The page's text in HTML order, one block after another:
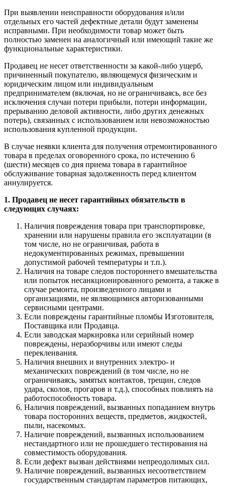
При выявлении неисправности оборудования и/или
отдельных его частей дефектные детали будут заменены
исправными. При необходимости товар может быть
полностью заменен на аналогичный или имеющий такие же
функциональные характеристики.
Продавец не несет ответственности за какой-либо ущерб,
причиненный покупателю, являющемуся физическим и
юридическим лицом или индивидуальным
предпринимателем (включая, но не ограничиваясь, все без
исключения случаи потери прибыли, потери информации,
прерыванию деловой активности, либо других денежных
потерь), связанных с использованием или невозможностью
использования купленной продукции.
В случае неявки клиента для получения отремонтированного
товара в пределах оговоренного срока, по истечению 6
(шести) месяцев со дня приема товара в гарантийное
обслуживание товарная задолженность перед клиентом
аннулируется.
1. Продавец не несет гарантийных обязательств в
следующих случаях:
Наличия повреждения товара при транспортировке,
хранении или нарушены правила его эксплуатации (в
том числе, но не ограничивая, работа в
недокументированных режимах, превышении
допустимой рабочей температуры и т.п.).
Наличия на товаре следов постороннего вмешательства
или попыток несанкционированного ремонта, а также в
случае ремонта, произведенного лицами и
организациями, не являющимися авторизованными
сервисными центрами.
Если повреждены гарантийные пломбы Изготовителя,
Поставщика или Продавца.
Если заводская маркировка или серийный номер
повреждены, неразборчивы или имеют следы
переклеивания.
Наличия внешних и внутренних электро- и
механических повреждений (в том числе, но не
ограничиваясь, замятых контактов, трещин, следов
удара, сколов, прогаров и т.д.), способных повлиять на
работоспособность товара.
Наличия повреждений, вызванных попаданием внутрь
товара посторонних веществ, предметов, жидкостей,
пыли, насекомых.
Наличие повреждений, вызванных использованием
нестандартного или не прошедшего тестирования на
совместимость оборудования.
Если дефект вызван действиями непреодолимых сил.
Наличие повреждений, вызванных несоответствием
государственным стандартам параметров питающих,